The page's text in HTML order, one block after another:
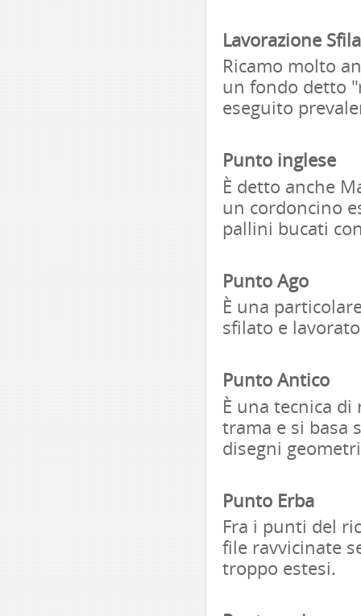
Lavorazione
Ricamo molto
un fondo detto
eseguito
Punto inglese
È detto anche
un cordoncino
pallini bucati
Punto Ago
È una
sfilato e
Punto Antico
È una tecnica
trama e si basa
disegni
Punto Erba
Fra i punti del
file ravvicinate
troppo estesi.